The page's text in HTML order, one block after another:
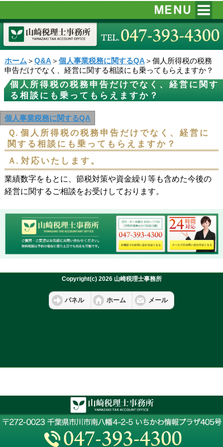
ホーム＞ Q&A＞ 個人事業税務に関するQA＞個人所得税の税務
申告だけでなく、経営に関する相談にも乗ってもらえますか？
個人所得税の税務申告だけでなく、経営に関す
る相談にも乗ってもらえますか？
個人事業税務に関するQA
Ｑ. 個人所得税の税務申告だけでなく、経営に
関する相談にも乗ってもらえますか？
Ａ. 対応いたします。
業績数字をもとに、節税対策や資金繰り等も含めた今後の
経営に関するご相談をお受けしております。
Copyright(c) 2026 山崎税理士事務所
パネル ホーム メール